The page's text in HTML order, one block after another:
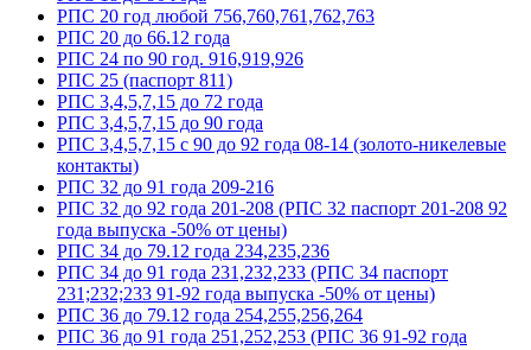
РПС 20 год любой 756,760,761,762,763
РПС 20 до 66.12 года
РПС 24 по 90 год. 916,919,926
РПС 25 (паспорт 811)
РПС 3,4,5,7,15 до 72 года
РПС 3,4,5,7,15 до 90 года
РПС 3,4,5,7,15 с 90 до 92 года 08-14 (золото-никелевые
контакты)
РПС 32 до 91 года 209-216
РПС 32 до 92 года 201-208 (РПС 32 паспорт 201-208 92
года выпуска -50% от цены)
РПС 34 до 79.12 года 234,235,236
РПС 34 до 91 года 231,232,233 (РПС 34 паспорт
231;232;233 91-92 года выпуска -50% от цены)
РПС 36 до 79.12 года 254,255,256,264
РПС 36 до 91 года 251,252,253 (РПС 36 91-92 года